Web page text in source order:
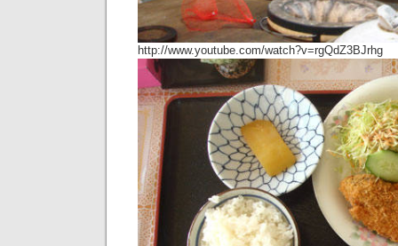
http://www.youtube.com/watch?v=rgQdZ3BJrhg